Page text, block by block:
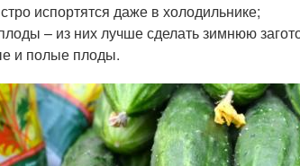
испортятся даже в холодильнике;
– из них лучше сделать зимнюю
и полые плоды.